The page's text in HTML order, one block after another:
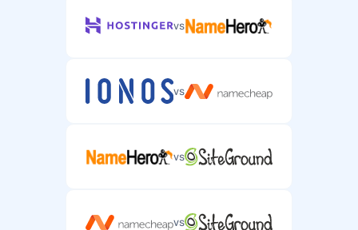
vs
vs
vs
vs